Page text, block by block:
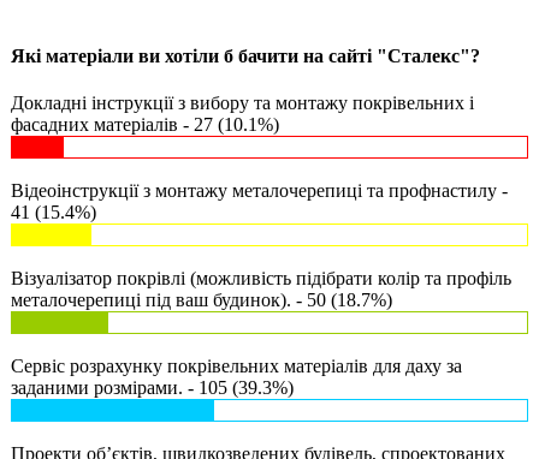
Які матеріали ви хотіли б бачити на сайті "Сталекс"?
Докладні інструкції з вибору та монтажу покрівельних і
фасадних матеріалів - 27 (10.1%)
Відеоінструкції з монтажу металочерепиці та профнастилу -
41 (15.4%)
Візуалізатор покрівлі (можливість підібрати колір та профіль
металочерепиці під ваш будинок). - 50 (18.7%)
Сервіс розрахунку покрівельних матеріалів для даху за
заданими розмірами. - 105 (39.3%)
Проекти об’єктів, швидкозведених будівель, спроектованих